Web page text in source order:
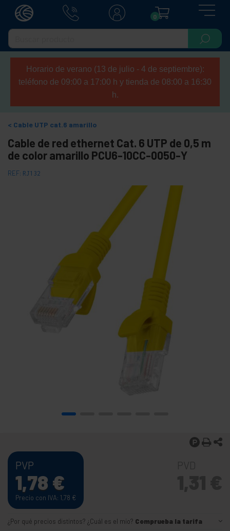
0
Horario de verano (13 de julio - 4 de septiembre):
teléfono de 09:00 a 17:00 h y tienda de 08:00 a 16:30
h.
Cable UTP cat.6 amarillo
Cable de red ethernet Cat. 6 UTP de 0,5 m
de color amarillo PCU6-10CC-0050-Y
REF: RJ132
PVP
1,78 €
Precio con IVA: 1,78 €
¿Por qué precios distintos? ¿Cuál es el mío? Comprueba la tarifa